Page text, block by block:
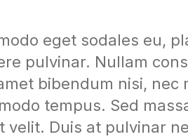
eget sodales eu,
pulvinar. Nullam
bibendum nisi, nec
tempus. Sed
velit. Duis at pulvinar